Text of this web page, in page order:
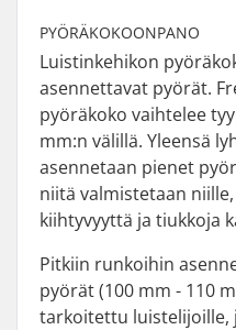
PYÖRÄKOKOONPANO
Luistinkehikon
asennettavat pyörät.
pyöräkoko vaihtelee
mm:n välillä. Yleensä
asennetaan pienet
niitä valmistetaan
kiihtyvyyttä ja tiukkoja
Pitkiin runkoihin
pyörät (100 mm - 110
tarkoitettu luistelijoille,